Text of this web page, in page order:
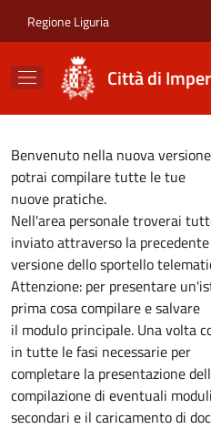
Regione Liguria
Città di
Benvenuto nella nuova
potrai compilare tutte le tue
nuove pratiche.
Nell'area personale troverai
inviato attraverso la precedente
versione dello sportello
Attenzione: per presentare
prima cosa compilare e salvare
il modulo principale. Una volta
in tutte le fasi necessarie per
completare la presentazione
compilazione di eventuali moduli
secondari e il caricamento di